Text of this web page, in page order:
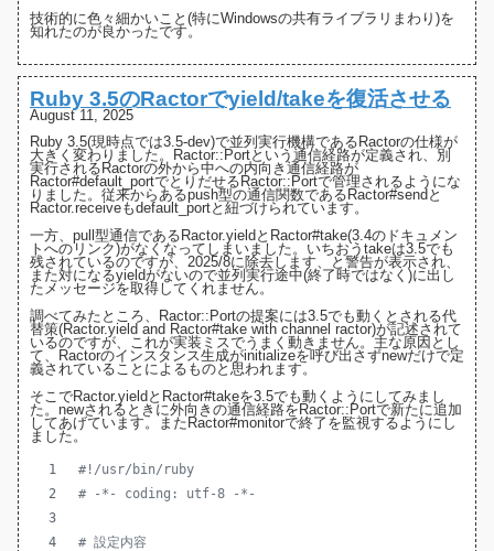
技術的に色々細かいこと(特にWindowsの共有ライブラリまわり)を
知れたのが良かったです。
Ruby 3.5のRactorでyield/takeを復活させる
August 11, 2025
Ruby 3.5(現時点では3.5-dev)で並列実行機構であるRactorの仕様が
大きく変わりました。 Ractor::Portという通信経路が定義され、別
実行されるRactorの外から中への内向き通信経路が
Ractor#default_portでとりだせるRactor::Portで管理されるようにな
りました。従来からあるpush型の通信関数である Ractor#send と
Ractor.receiveもdefault_portと紐づけられています。
一方、pull型通信である Ractor.yield と Ractor#take(3.4のドキュメン
トへのリンク)がなくなってしまいました。いちおうtakeは3.5でも
残されているのですが、 2025/8に除去します、と警告が表示され、
また対になるyieldがないので並列実行途中(終了時ではなく)に出し
たメッセージを取得してくれません。
調べてみたところ、Ractor::Portの提案には3.5でも動くとされる代
替策(Ractor.yield and Ractor#take with channel ractor)が記述されて
いるのですが、これが実装ミスでうまく動きません。主な原因とし
て、Ractorのインスタンス生成がinitializeを呼び出さずnewだけで定
義されている ことによるものと思われます。
そこでRactor.yieldとRactor#takeを3.5でも動くようにしてみまし
た。newされるときに外向きの通信経路をRactor::Portで新たに追加
してあげています。またRactor#monitorで終了を監視するようにし
ました。
#!/usr/bin/ruby
# -*- coding: utf-8 -*-
# 設定内容